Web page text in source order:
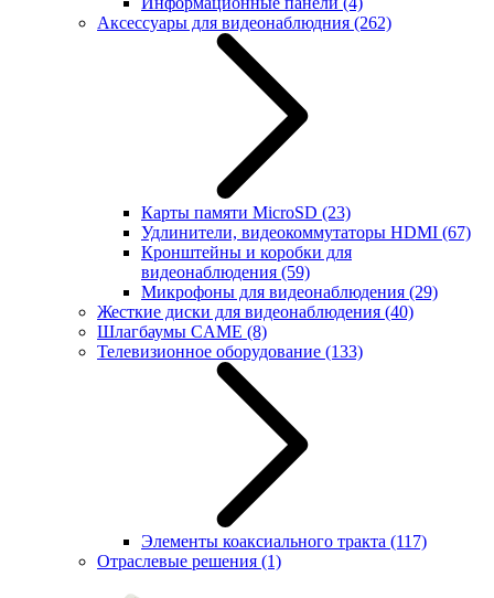
Аксессуары для видеонаблюдния (262)
Карты памяти MicroSD (23)
Удлинители, видеокоммутаторы HDMI (67)
Кронштейны и коробки для
видеонаблюдения (59)
Микрофоны для видеонаблюдения (29)
Жесткие диски для видеонаблюдения (40)
Шлагбаумы CAME (8)
Телевизионное оборудование (133)
Элементы коаксиального тракта (117)
Отраслевые решения (1)